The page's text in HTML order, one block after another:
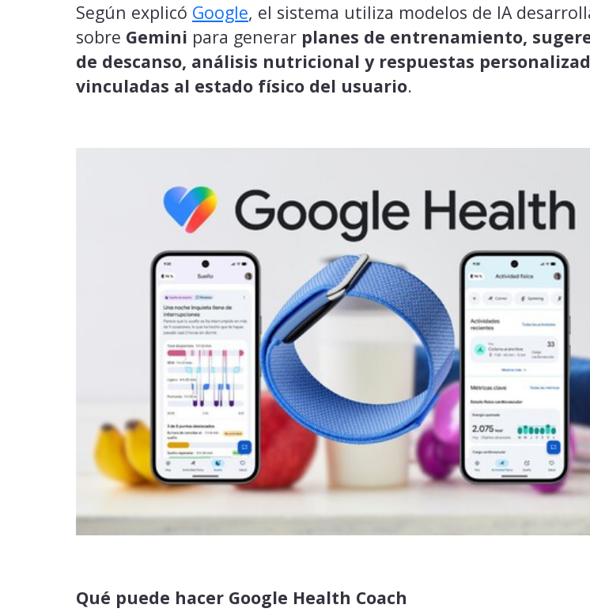
Según explicó Google, el sistema utiliza modelos de IA
sobre Gemini para generar planes de entrenamiento,
de descanso, análisis nutricional y respuestas
vinculadas al estado físico del usuario.
Qué puede hacer Google Health Coach